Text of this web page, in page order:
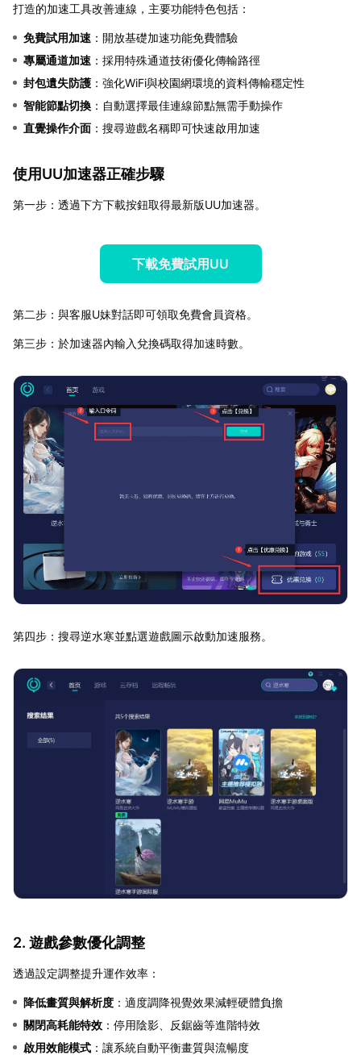
打造的加速工具改善連線，主要功能特色包括：
免費試用加速 ：開放基礎加速功能免費體驗
專屬通道加速 ：採用特殊通道技術優化傳輸路徑
封包遺失防護 ：強化WiFi與校園網環境的資料傳輸穩定性
智能節點切換 ：自動選擇最佳連線節點無需手動操作
直覺操作介面 ：搜尋遊戲名稱即可快速啟用加速
使用UU加速器正確步驟
第一步：透過下方下載按鈕取得最新版UU加速器。
下載免費試用UU
第二步：與客服U妹對話即可領取免費會員資格。
第三步：於加速器內輸入兌換碼取得加速時數。
第四步：搜尋逆水寒並點選遊戲圖示啟動加速服務。
2. 遊戲參數優化調整
透過設定調整提升運作效率：
降低畫質與解析度 ：適度調降視覺效果減輕硬體負擔
關閉高耗能特效 ：停用陰影、反鋸齒等進階特效
啟用效能模式 ：讓系統自動平衡畫質與流暢度